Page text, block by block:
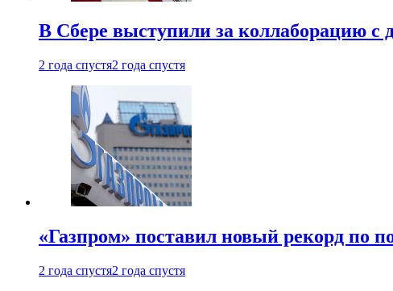
В Сбере выступили за коллаборацию с
2 года спустя2 года спустя
«Газпром» поставил новый рекорд по
2 года спустя2 года спустя